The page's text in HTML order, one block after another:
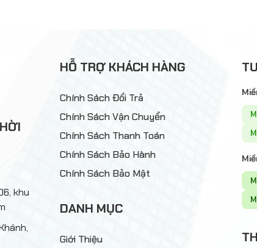
khu
HỖ TRỢ KHÁCH HÀNG
Chính Sách Đổi Trả
Chính Sách Vận Chuyển
Chính Sách Thanh Toán
Chính Sách Bảo Hành
Chính Sách Bảo Mật
DANH MỤC
Giới Thiệu